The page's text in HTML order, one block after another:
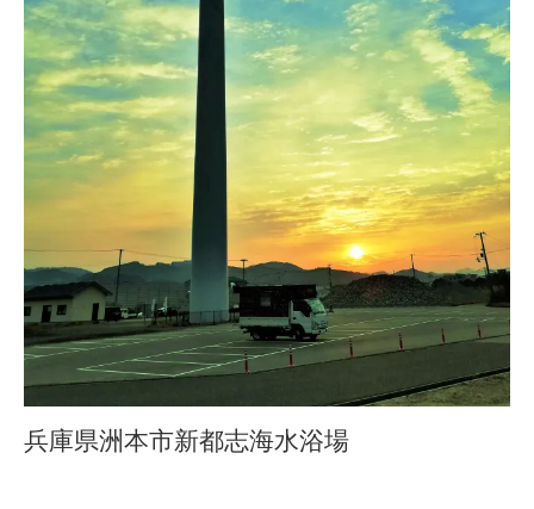
兵庫県洲本市新都志海水浴場